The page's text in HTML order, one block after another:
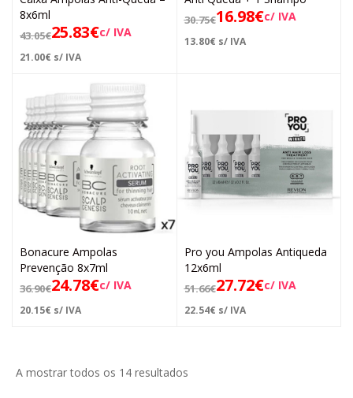
8x6ml
43.05€25.83€c/ IVA
21.00€ s/ IVA
30.75€16.98€c/ IVA
13.80€ s/ IVA
Bonacure Ampolas
Prevenção 8x7ml
36.90€24.78€c/ IVA
20.15€ s/ IVA
Pro you Ampolas Antiqueda
12x6ml
51.66€27.72€c/ IVA
22.54€ s/ IVA
A mostrar todos os 14 resultados